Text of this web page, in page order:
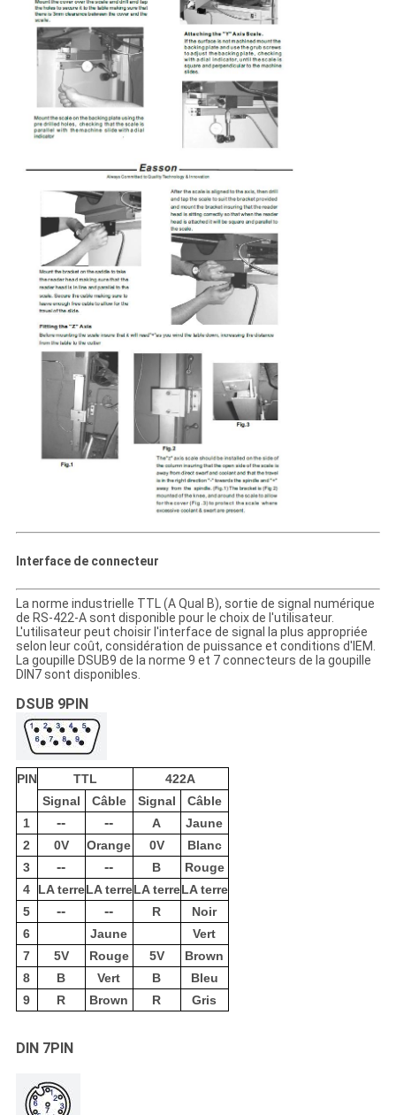
Interface de connecteur
La norme industrielle TTL (A Qual B), sortie de signal numérique
de RS-422-A sont disponible pour le choix de l'utilisateur.
L'utilisateur peut choisir l'interface de signal la plus appropriée
selon leur coût, considération de puissance et conditions d'IEM.
La goupille DSUB9 de la norme 9 et 7 connecteurs de la goupille
DIN7 sont disponibles.
DSUB 9PIN
PIN TTL
422A
Signal
Câble Signal
Câble
1
-- -- A
Jaune
2
0V Orange 0V
Blanc
3
-- -- B
Rouge
4
LA terreLA terreLA terreLA terre
5
-- -- R
Noir
6
Jaune
Vert
7
5V Rouge 5V
Brown
8
B Vert B
Bleu
9
R Brown R Gris
DIN 7PIN